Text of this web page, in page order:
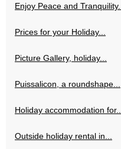
Enjoy Peace and Tranquility...
Prices for your Holiday...
Picture Gallery, holiday...
Puissalicon, a roundshape...
Holiday accommodation for...
Outside holiday rental in...